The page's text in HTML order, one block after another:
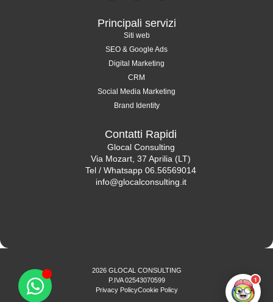
Principali servizi
Siti web
SEO & Google Ads
Digital Marketing
CRM
Social Media Marketing
Brand Identity
Contatti Rapidi
Glocal Consulting
Via Mozart, 37 Aprilia (LT)
Tel / Whatsapp 06.56569014
info@glocalconsulting.it
2026 GLOCAL CONSULTING
P.IVA 02543070599
Privacy PolicyCookie Policy
1